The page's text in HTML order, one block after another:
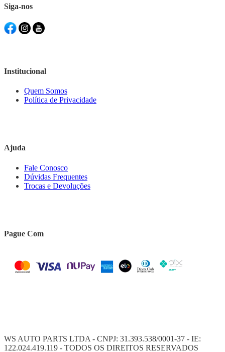
Siga-nos
Institucional
Quem Somos
Política de Privacidade
Ajuda
Fale Conosco
Dúvidas Frequentes
Trocas e Devoluções
Pague Com
WS AUTO PARTS LTDA - CNPJ: 31.393.538/0001-37 - IE:
122.024.419.119 - TODOS OS DIREITOS RESERVADOS